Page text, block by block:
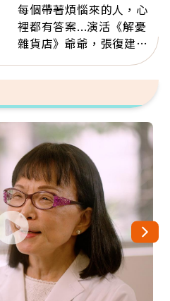
每個帶著煩惱來的人，心
裡都有答案...演活《解憂
雜貨店》爺爺，張復建：
放下執著不是認輸，而是
善待自己